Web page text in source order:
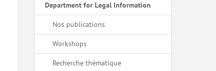
Department for Legal Information
Nos publications
Workshops
Recherche thématique